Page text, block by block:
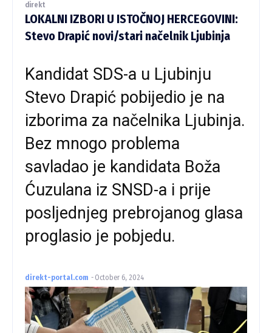
direkt
LOKALNI IZBORI U ISTOČNOJ HERCEGOVINI:
Stevo Drapić novi/stari načelnik Ljubinja
Kandidat SDS-a u Ljubinju
Stevo Drapić pobijedio je na
izborima za načelnika Ljubinja.
Bez mnogo problema
savladao je kandidata Boža
Ćuzulana iz SNSD-a i prije
posljednjeg prebrojanog glasa
proglasio je pobjedu.
direkt-portal.com - October 6, 2024